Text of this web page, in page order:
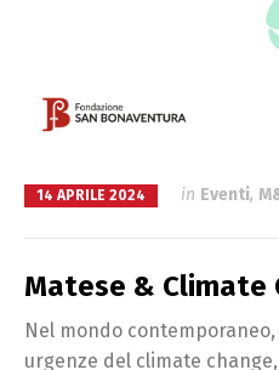
14 APRILE 2024 in Eventi,
Matese & Climate
Nel mondo
urgenze del climate